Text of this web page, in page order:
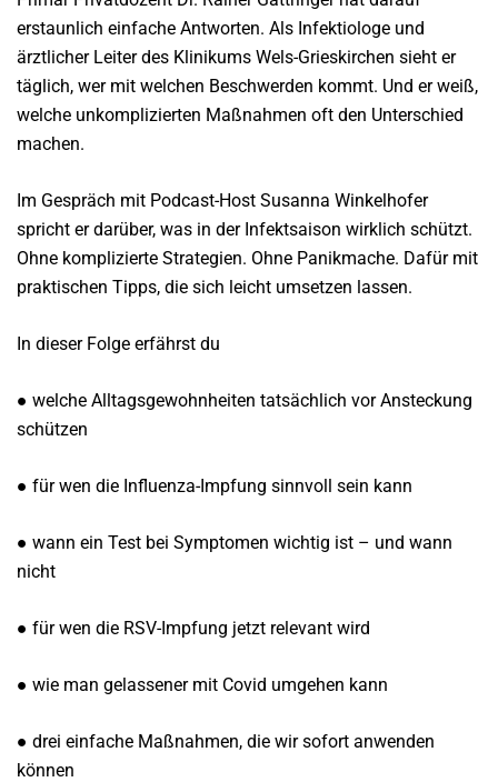
erstaunlich einfache Antworten. Als Infektiologe und
ärztlicher Leiter des Klinikums Wels-Grieskirchen sieht er
täglich, wer mit welchen Beschwerden kommt. Und er weiß,
welche unkomplizierten Maßnahmen oft den Unterschied
machen.
Im Gespräch mit Podcast-Host Susanna Winkelhofer
spricht er darüber, was in der Infektsaison wirklich schützt.
Ohne komplizierte Strategien. Ohne Panikmache. Dafür mit
praktischen Tipps, die sich leicht umsetzen lassen.
In dieser Folge erfährst du
● welche Alltagsgewohnheiten tatsächlich vor Ansteckung
schützen
● für wen die Influenza-Impfung sinnvoll sein kann
● wann ein Test bei Symptomen wichtig ist – und wann
nicht
● für wen die RSV-Impfung jetzt relevant wird
● wie man gelassener mit Covid umgehen kann
● drei einfache Maßnahmen, die wir sofort anwenden
können